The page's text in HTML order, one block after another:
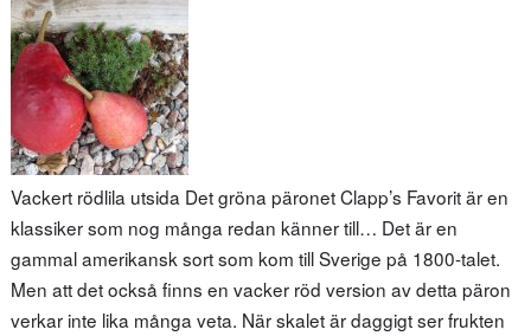
Vackert rödlila utsida Det gröna päronet Clapp’s Favorit är en
klassiker som nog många redan känner till… Det är en
gammal amerikansk sort som kom till Sverige på 1800-talet.
Men att det också finns en vacker röd version av detta päron
verkar inte lika många veta. När skalet är daggigt ser frukten